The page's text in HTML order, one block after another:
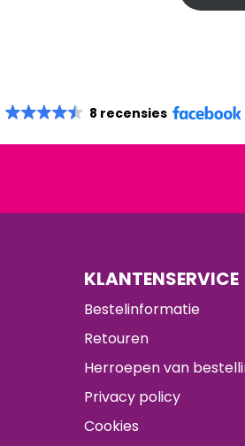
8 recensies
KLANTENSERVICE
Bestelinformatie
Retouren
Herroepen van
Privacy policy
Cookies